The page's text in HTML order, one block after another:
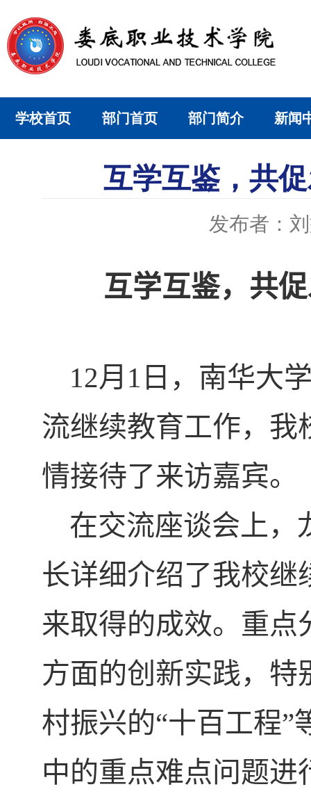
学校首页 部门首页 部门简介 新闻
互学互鉴，共
发布者：
互学互鉴，共
12月 1 日，南华大
流继续教育工作，我
情接待了来访嘉宾。
在交流座谈会上，
长详细介绍了我校继
来取得的成效。重点
方面的创新实践，特
村振兴的“十百工程
中的重点难点问题进